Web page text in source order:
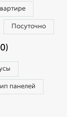
Посуточно
панелей